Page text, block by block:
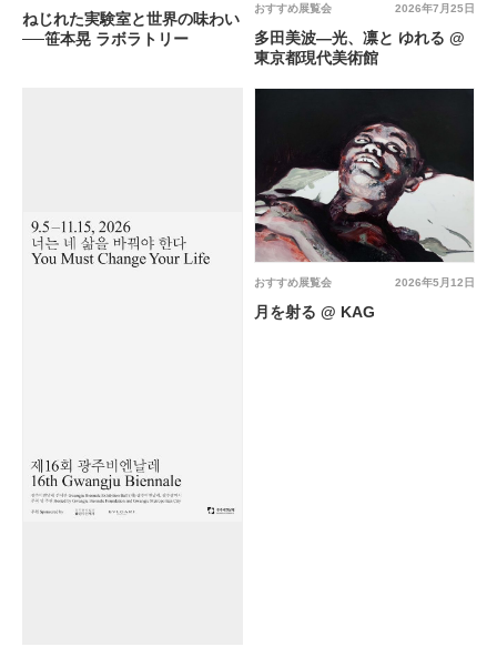
ねじれた実験室と世界の味わい
──笹本晃 ラボラトリー
2026年7月25日
おすすめ展覧会
多田美波―光、凛と ゆれる @
東京都現代美術館
2026年5月12日
おすすめ展覧会
月を射る @ KAG